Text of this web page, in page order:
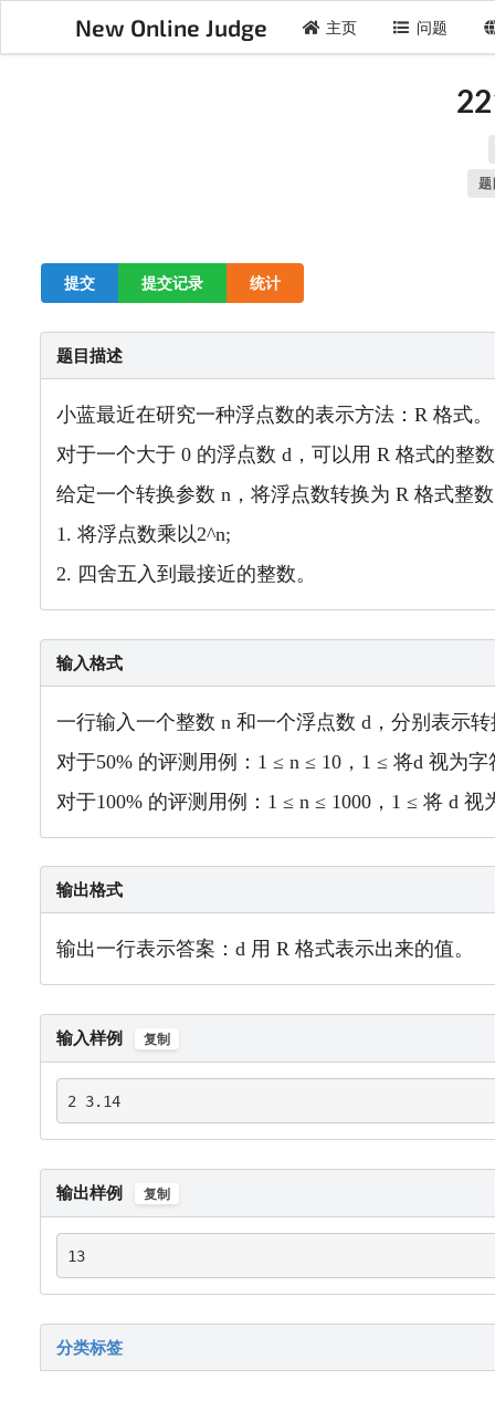
New Online Judge 主页 问题
题
提交 提交记录 统计
题目描述
小蓝最近在研究一种浮点数的表示方法：R 格式。
对于一个大于 0 的浮点数 d，可以用 R 格式的整
给定一个转换参数 n，将浮点数转换为 R 格式整
1. 将浮点数乘以2^n;
2. 四舍五入到最接近的整数。
输入格式
一行输入一个整数 n 和一个浮点数 d，分别表示
对于50% 的评测用例：1 ≤ n ≤ 10，1 ≤ 将d 视为
对于100% 的评测用例：1 ≤ n ≤ 1000，1 ≤ 将 d 视
输出格式
输出一行表示答案：d 用 R 格式表示出来的值。
输入样例 复制
2 3.14
输出样例 复制
13
分类标签